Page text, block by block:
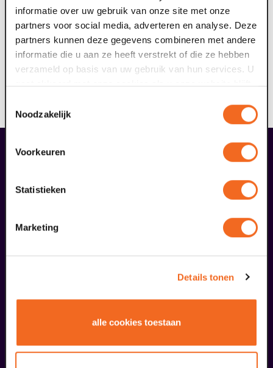
informatie over uw gebruik van onze site met onze
partners voor social media, adverteren en analyse. Deze
partners kunnen deze gegevens combineren met andere
informatie die u aan ze heeft verstrekt of die ze hebben
verzameld op basis van uw gebruik van hun services. U
gaat akkoord met onze cookies als u onze website blijft
Noodzakelijk
Voorkeuren
Statistieken
Marketing
Details tonen
alle cookies toestaan
kracht van muziek ervaren blijkt telkens weer een
bijzondere ervaring.
Wees welkom bij Domani, podium voor morgen!
liefhebbers bestelden ook...
29
Openbare Masterclass
Viva Classic Vocal Contest 2026